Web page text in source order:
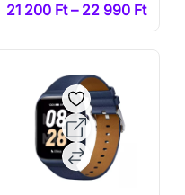
21 200 Ft – 22 990 Ft